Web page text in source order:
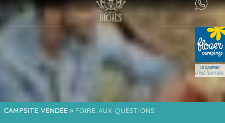
CAMPSITE VENDÉE » FOIRE AUX QUESTIONS